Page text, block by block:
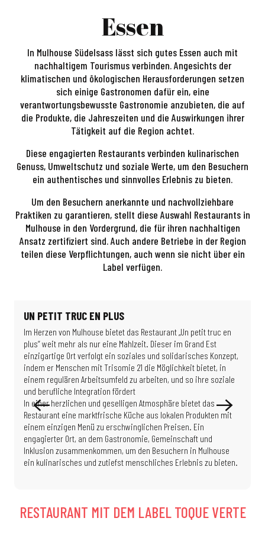
Essen
In Mulhouse Südelsass lässt sich gutes Essen auch mit
nachhaltigem Tourismus verbinden. Angesichts der
klimatischen und ökologischen Herausforderungen setzen
sich einige Gastronomen dafür ein, eine
verantwortungsbewusste Gastronomie anzubieten, die auf
die Produkte, die Jahreszeiten und die Auswirkungen ihrer
Tätigkeit auf die Region achtet.
Diese engagierten Restaurants verbinden kulinarischen
Genuss, Umweltschutz und soziale Werte, um den Besuchern
ein authentisches und sinnvolles Erlebnis zu bieten.
Um den Besuchern anerkannte und nachvollziehbare
Praktiken zu garantieren, stellt diese Auswahl Restaurants in
Mulhouse in den Vordergrund, die für ihren nachhaltigen
Ansatz zertifiziert sind. Auch andere Betriebe in der Region
teilen diese Verpflichtungen, auch wenn sie nicht über ein
Label verfügen.
UN PETIT TRUC EN PLUS
Im Herzen von Mulhouse bietet das Restaurant „Un petit truc en
plus“ weit mehr als nur eine Mahlzeit. Dieser im Grand Est
einzigartige Ort verfolgt ein soziales und solidarisches Konzept,
indem er Menschen mit Trisomie 21 die Möglichkeit bietet, in
einem regulären Arbeitsumfeld zu arbeiten, und so ihre soziale
und berufliche Integration fördert
In einer herzlichen und geselligen Atmosphäre bietet das
Restaurant eine marktfrische Küche aus lokalen Produkten mit
einem einzigen Menü zu erschwinglichen Preisen. Ein
engagierter Ort, an dem Gastronomie, Gemeinschaft und
Inklusion zusammenkommen, um den Besuchern in Mulhouse
ein kulinarisches und zutiefst menschliches Erlebnis zu bieten.
RESTAURANT MIT DEM LABEL TOQUE VERTE
Mulhouse